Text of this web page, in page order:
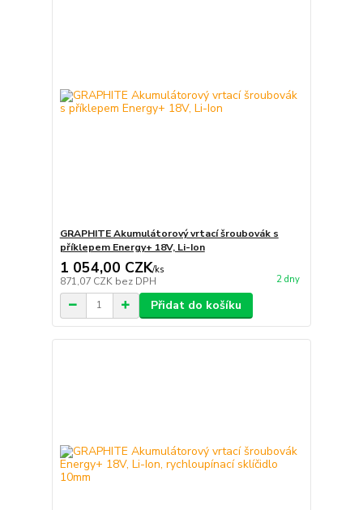
GRAPHITE Akumulátorový vrtací šroubovák s
příklepem Energy+ 18V, Li-Ion
1 054,00 CZK/ks
871,07 CZK bez DPH 2 dny
Přidat do košíku